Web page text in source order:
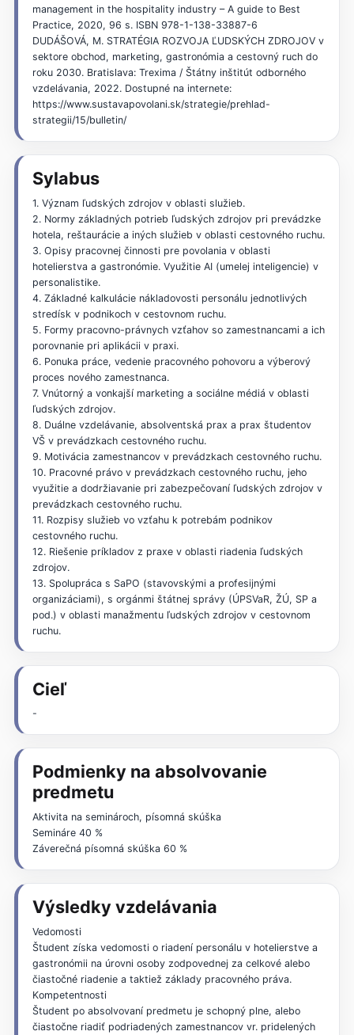
management in the hospitality industry – A guide to Best
Practice, 2020, 96 s. ISBN 978-1-138-33887-6
DUDÁŠOVÁ, M. STRATÉGIA ROZVOJA ĽUDSKÝCH ZDROJOV v
sektore obchod, marketing, gastronómia a cestovný ruch do
roku 2030. Bratislava: Trexima / Štátny inštitút odborného
vzdelávania, 2022. Dostupné na internete:
https://www.sustavapovolani.sk/strategie/prehlad-
strategii/15/bulletin/
Sylabus
1. Význam ľudských zdrojov v oblasti služieb.
2. Normy základných potrieb ľudských zdrojov pri prevádzke
hotela, reštaurácie a iných služieb v oblasti cestovného ruchu.
3. Opisy pracovnej činnosti pre povolania v oblasti
hotelierstva a gastronómie. Využitie AI (umelej inteligencie) v
personalistike.
4. Základné kalkulácie nákladovosti personálu jednotlivých
stredísk v podnikoch v cestovnom ruchu.
5. Formy pracovno-právnych vzťahov so zamestnancami a ich
porovnanie pri aplikácii v praxi.
6. Ponuka práce, vedenie pracovného pohovoru a výberový
proces nového zamestnanca.
7. Vnútorný a vonkajší marketing a sociálne médiá v oblasti
ľudských zdrojov.
8. Duálne vzdelávanie, absolventská prax a prax študentov
VŠ v prevádzkach cestovného ruchu.
9. Motivácia zamestnancov v prevádzkach cestovného ruchu.
10. Pracovné právo v prevádzkach cestovného ruchu, jeho
využitie a dodržiavanie pri zabezpečovaní ľudských zdrojov v
prevádzkach cestovného ruchu.
11. Rozpisy služieb vo vzťahu k potrebám podnikov
cestovného ruchu.
12. Riešenie príkladov z praxe v oblasti riadenia ľudských
zdrojov.
13. Spolupráca s SaPO (stavovskými a profesijnými
organizáciami), s orgánmi štátnej správy (ÚPSVaR, ŽÚ, SP a
pod.) v oblasti manažmentu ľudských zdrojov v cestovnom
ruchu.
Cieľ
-
Podmienky na absolvovanie
predmetu
Aktivita na seminároch, písomná skúška
Semináre 40 %
Záverečná písomná skúška 60 %
Výsledky vzdelávania
Vedomosti
Študent získa vedomosti o riadení personálu v hotelierstve a
gastronómii na úrovni osoby zodpovednej za celkové alebo
čiastočné riadenie a taktiež základy pracovného práva.
Kompetentnosti
Študent po absolvovaní predmetu je schopný plne, alebo
čiastočne riadiť podriadených zamestnancov vr. pridelených